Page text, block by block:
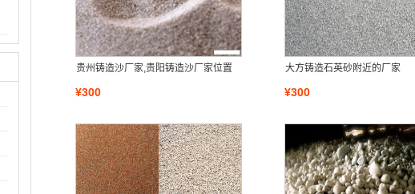
贵州铸造沙厂家,贵阳铸造沙厂家位置
¥300
大方铸造石英砂附近的厂家
¥300